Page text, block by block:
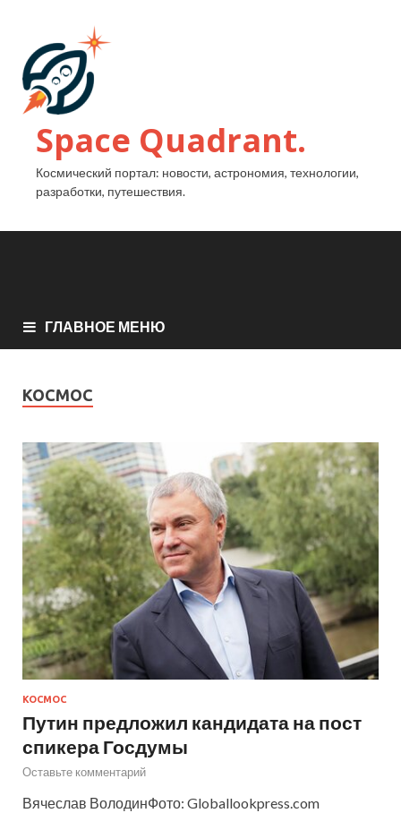
Space Quadrant.
Космический портал: новости, астрономия, технологии,
разработки, путешествия.
ГЛАВНОЕ МЕНЮ
КОСМОС
КОСМОС
Путин предложил кандидата на пост
спикера Госдумы
Оставьте комментарий
Вячеслав ВолодинФото: Globallookpress.com